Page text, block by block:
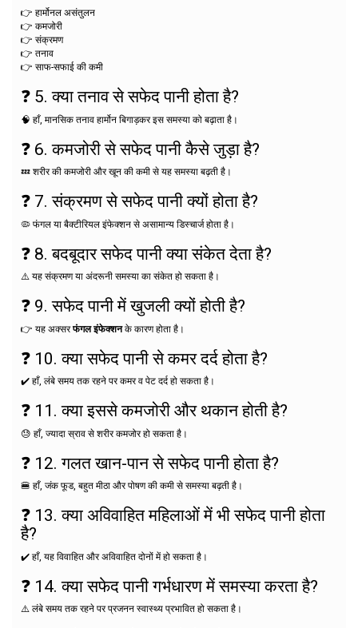
👉 हार्मोनल असंतुलन
👉 कमजोरी
👉 संक्रमण
👉 तनाव
👉 साफ-सफाई की कमी
❓ 5. क्या तनाव से सफेद पानी होता है?
🧠 हाँ, मानसिक तनाव हार्मोन बिगाड़कर इस समस्या को बढ़ाता है।
❓ 6. कमजोरी से सफेद पानी कैसे जुड़ा है?
💤 शरीर की कमजोरी और खून की कमी से यह समस्या बढ़ती है।
❓ 7. संक्रमण से सफेद पानी क्यों होता है?
🦠 फंगल या बैक्टीरियल इंफेक्शन से असामान्य डिस्चार्ज होता है।
❓ 8. बदबूदार सफेद पानी क्या संकेत देता है?
⚠️ यह संक्रमण या अंदरूनी समस्या का संकेत हो सकता है।
❓ 9. सफेद पानी में खुजली क्यों होती है?
👉 यह अक्सरफंगल इंफेक्शनके कारण होता है।
❓ 10. क्या सफेद पानी से कमर दर्द होता है?
✔️ हाँ, लंबे समय तक रहने पर कमर व पेट दर्द हो सकता है।
❓ 11. क्या इससे कमजोरी और थकान होती है?
😓 हाँ, ज्यादा स्राव से शरीर कमजोर हो सकता है।
❓ 12. गलत खान-पान से सफेद पानी होता है?
🍔 हाँ, जंक फूड, बहुत मीठा और पोषण की कमी से समस्या बढ़ती है।
❓ 13. क्या अविवाहित महिलाओं में भी सफेद पानी होता
है?
✔️ हाँ, यह विवाहित और अविवाहित दोनों में हो सकता है।
❓ 14. क्या सफेद पानी गर्भधारण में समस्या करता है?
⚠️ लंबे समय तक रहने पर प्रजनन स्वास्थ्य प्रभावित हो सकता है।